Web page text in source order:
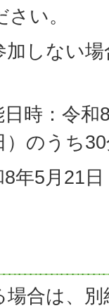
い。
しない
日時：令
）のうち
8年5月21
場合は、